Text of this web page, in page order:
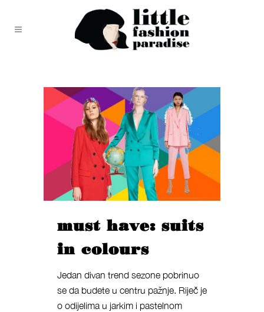
must have: suits
in colours
Jedan divan trend sezone pobrinuo
se da budete u centru pažnje. Riječ je
o odijelima u jarkim i pastelnom